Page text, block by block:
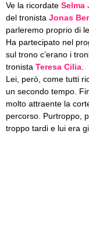
Ve la ricordate Selma
del tronista Jonas
parleremo proprio di
Ha partecipato nel
sul trono c’erano i
tronista Teresa Cilia
Lei, però, come tutti
un secondo tempo.
molto attraente la
percorso. Purtroppo,
troppo tardi e lui era